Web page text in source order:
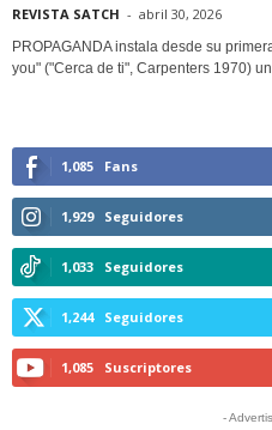
REVISTA SATCH - abril 30, 2026
PROPAGANDA instala desde su
you" ("Cerca de ti", Carpenters 1970)
1,085 Fans
1,929 Seguidores
1,033 Seguidores
1,244 Seguidores
1,085 Suscriptores
-